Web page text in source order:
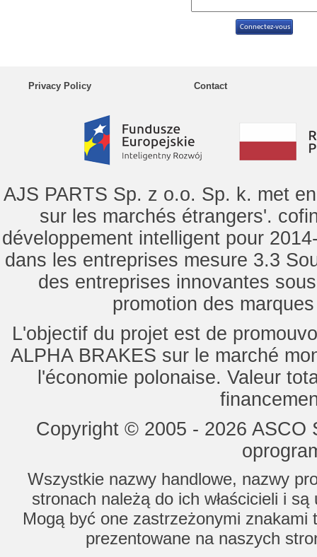
Privacy Policy Contact
AJS PARTS Sp. z o.o. Sp. k. met
sur les marchés étrangers'.
développement intelligent pour
dans les entreprises mesure 3.3
des entreprises innovantes
promotion des
L'objectif du projet est de
ALPHA BRAKES sur le marché
l'économie polonaise. Valeur
Copyright © 2005 - 2026
Wszystkie nazwy handlowe, nazwy
stronach należą do ich właścicieli i
Mogą być one zastrzeżonymi znakami
prezentowane na naszych